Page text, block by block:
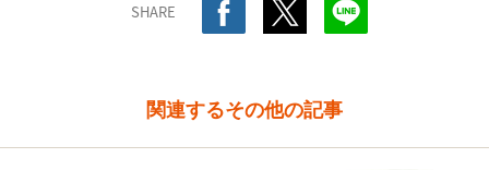
SHARE
関連するその他の記事